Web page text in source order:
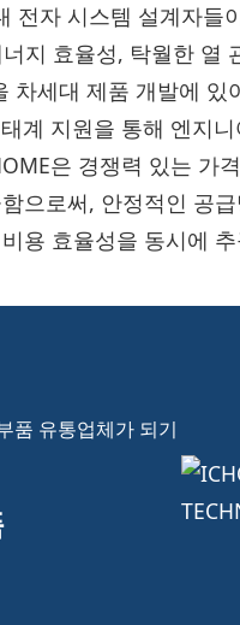
전자 시스템 설계자들
지 효율성, 탁월한 열
차세대 제품 개발에 있
계 지원을 통해 엔지
은 경쟁력 있는 가
으로써, 안정적인 공
용 효율성을 동시에
품 유통업체가 되기